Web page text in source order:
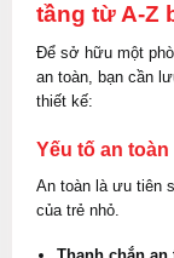
tầng từ A-Z
Để sở hữu một
an toàn, bạn cần
thiết kế:
Yếu tố an
An toàn là ưu tiên
của trẻ nhỏ.